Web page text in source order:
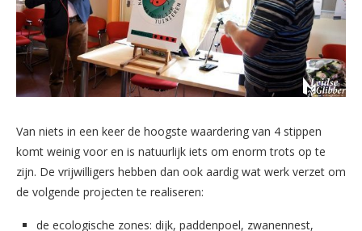
Van niets in een keer de hoogste waardering van 4 stippen
komt weinig voor en is natuurlijk iets om enorm trots op te
zijn. De vrijwilligers hebben dan ook aardig wat werk verzet om
de volgende projecten te realiseren:
de ecologische zones: dijk, paddenpoel, zwanennest,